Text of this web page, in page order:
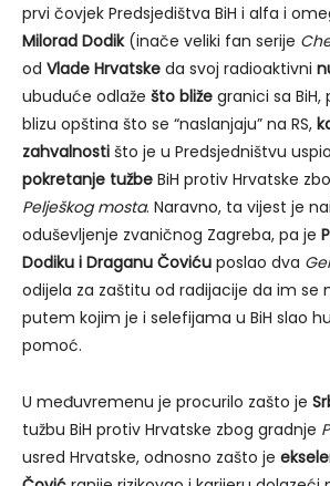
prvi čovjek Predsjedištva BiH i alfa i
Milorad Dodik(inače veliki fan serije
od Vlade Hrvatske da svoj radioaktivni
ubuduće odlaže što bliže granici sa
blizu opština što se “naslanjaju” na RS,
zahvalnosti što je u Predsjedništvu uspio
pokretanje tužbe BiH protiv Hrvatske
Pelješkog mosta. Naravno, ta vijest je
oduševljenje zvaničnog Zagreba, pa je
Dodiku i Draganu Čoviću poslao dva
odijela za zaštitu od radijacije da im se
putem kojim je i selefijama u BiH slao
pomoć.
U međuvremenu je procurilo zašto je
tužbu BiH protiv Hrvatske zbog gradnje
usred Hrvatske, odnosno zašto je